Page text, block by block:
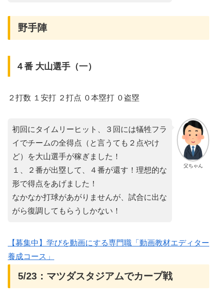
野手陣
４番 大山選手（一）
２打数 １安打 ２打点 ０本塁打 ０盗塁
父ちゃん
初回にタイムリーヒット、３回には犠牲フラ
イでチームの全得点（と言うても２点やけ
ど）を大山選手が稼ぎました！
１、２番が出塁して、４番が還す！理想的な
形で得点をあげました！
なかなか打球があがりませんが、試合に出な
がら復調してもらうしかない！
【募集中】学びを動画にする専門職「動画教材エディター
養成コース」
5/23：マツダスタジアムでカープ戦